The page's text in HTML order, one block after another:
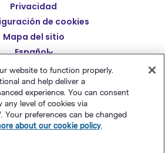
Privacidad
de cookies
Mapa del sitio
Español
Deutsch
繁體中文
简体中文
日本語
Italiano
Português (BR)
粤ICP备14001834号
Benchmark
registrada de
website to function properly.
and help deliver a
experience. You can consent
any level of cookies via
Your preferences can be changed
about our cookie policy.